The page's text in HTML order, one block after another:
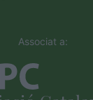
Associat a: